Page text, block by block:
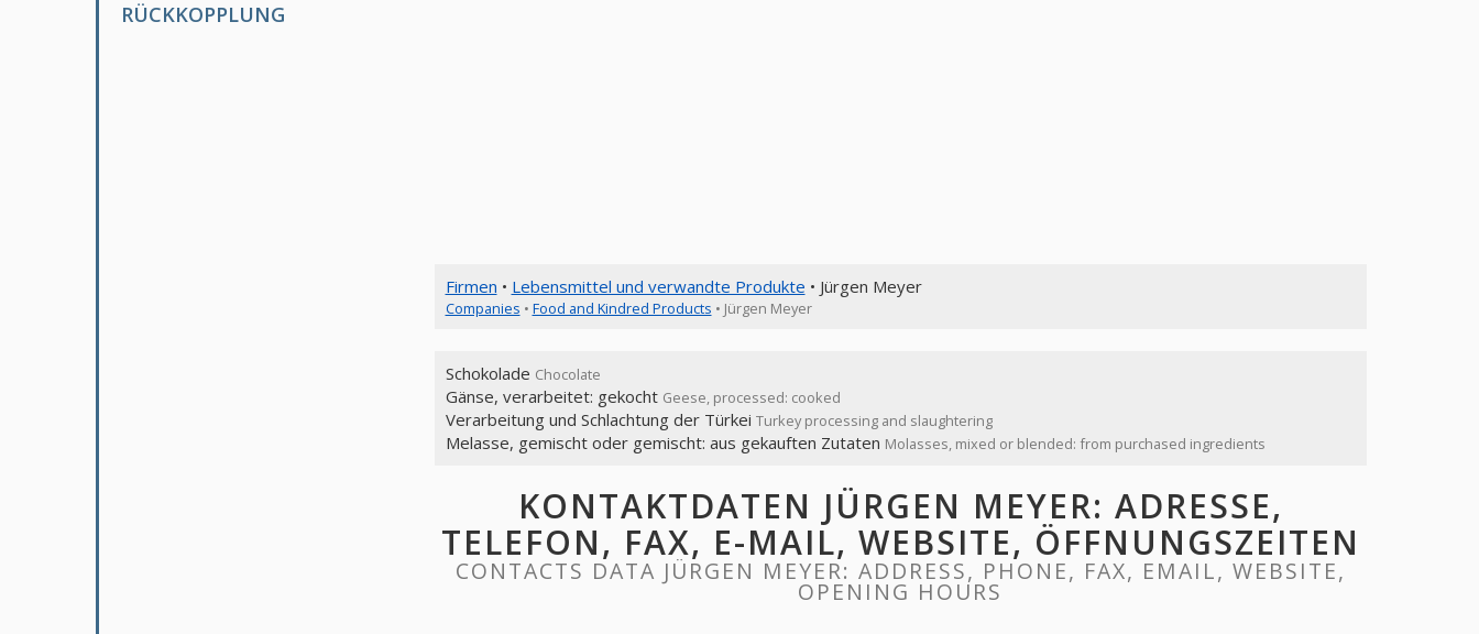
RÜCKKOPPLUNG
Firmen • Lebensmittel und verwandte Produkte • Jürgen Meyer
Companies • Food and Kindred Products • Jürgen Meyer
Schokolade Chocolate
Gänse, verarbeitet: gekocht Geese, processed: cooked
Verarbeitung und Schlachtung der Türkei Turkey processing and slaughtering
Melasse, gemischt oder gemischt: aus gekauften Zutaten Molasses, mixed or blended: from purchased ingredients
KONTAKTDATEN JÜRGEN MEYER: ADRESSE,
TELEFON, FAX, E-MAIL, WEBSITE, ÖFFNUNGSZEITEN
CONTACTS DATA JÜRGEN MEYER: ADDRESS, PHONE, FAX, EMAIL, WEBSITE,
OPENING HOURS